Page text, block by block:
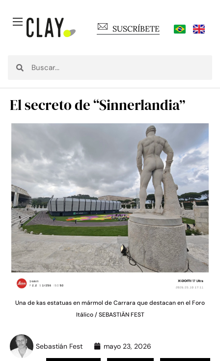
SUSCRÍBETE
El secreto de “Sinnerlandia”
Una de kas estatuas en mármol de Carrara que destacan en el Foro
Itálico / SEBASTIÄN FEST
Sebastián Fest mayo 23, 2026